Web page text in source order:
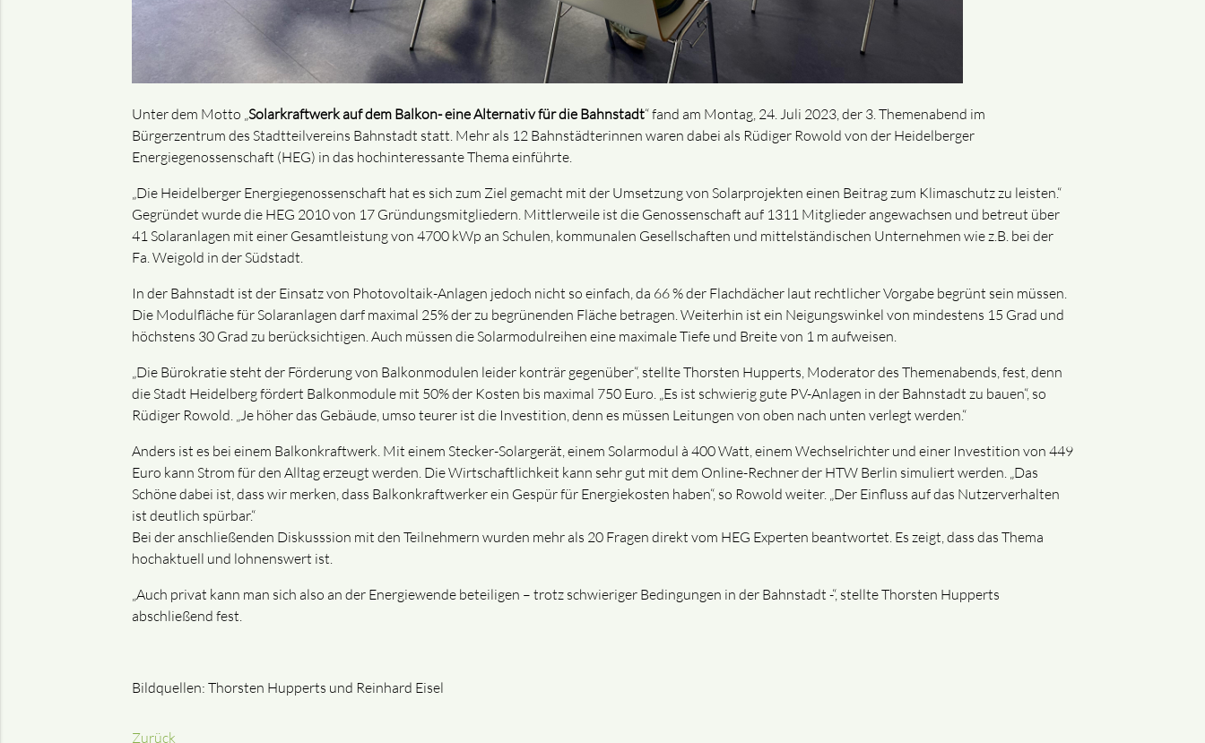
Unter dem Motto „Solarkraftwerk auf dem Balkon- eine Alternativ für die Bahnstadt“ fand am Montag, 24. Juli 2023, der 3. Themenabend im
Bürgerzentrum des Stadtteilvereins Bahnstadt statt. Mehr als 12 Bahnstädterinnen waren dabei als Rüdiger Rowold von der Heidelberger
Energiegenossenschaft (HEG) in das hochinteressante Thema einführte.
„Die Heidelberger Energiegenossenschaft hat es sich zum Ziel gemacht mit der Umsetzung von Solarprojekten einen Beitrag zum Klimaschutz zu leisten.“
Gegründet wurde die HEG 2010 von 17 Gründungsmitgliedern. Mittlerweile ist die Genossenschaft auf 1311 Mitglieder angewachsen und betreut über
41 Solaranlagen mit einer Gesamtleistung von 4700 kWp an Schulen, kommunalen Gesellschaften und mittelständischen Unternehmen wie z.B. bei der
Fa. Weigold in der Südstadt.
In der Bahnstadt ist der Einsatz von Photovoltaik-Anlagen jedoch nicht so einfach, da 66 % der Flachdächer laut rechtlicher Vorgabe begrünt sein müssen.
Die Modulfläche für Solaranlagen darf maximal 25% der zu begrünenden Fläche betragen. Weiterhin ist ein Neigungswinkel von mindestens 15 Grad und
höchstens 30 Grad zu berücksichtigen. Auch müssen die Solarmodulreihen eine maximale Tiefe und Breite von 1 m aufweisen.
„Die Bürokratie steht der Förderung von Balkonmodulen leider konträr gegenüber“, stellte Thorsten Hupperts, Moderator des Themenabends, fest, denn
die Stadt Heidelberg fördert Balkonmodule mit 50% der Kosten bis maximal 750 Euro. „Es ist schwierig gute PV-Anlagen in der Bahnstadt zu bauen“, so
Rüdiger Rowold. „Je höher das Gebäude, umso teurer ist die Investition, denn es müssen Leitungen von oben nach unten verlegt werden.“
Anders ist es bei einem Balkonkraftwerk. Mit einem Stecker-Solargerät, einem Solarmodul à 400 Watt, einem Wechselrichter und einer Investition von 449
Euro kann Strom für den Alltag erzeugt werden. Die Wirtschaftlichkeit kann sehr gut mit dem Online-Rechner der HTW Berlin simuliert werden. „Das
Schöne dabei ist, dass wir merken, dass Balkonkraftwerker ein Gespür für Energiekosten haben“, so Rowold weiter. „Der Einfluss auf das Nutzerverhalten
ist deutlich spürbar.“
Bei der anschließenden Diskusssion mit den Teilnehmern wurden mehr als 20 Fragen direkt vom HEG Experten beantwortet. Es zeigt, dass das Thema
hochaktuell und lohnenswert ist.
„Auch privat kann man sich also an der Energiewende beteiligen – trotz schwieriger Bedingungen in der Bahnstadt -“, stellte Thorsten Hupperts
abschließend fest.
Bildquellen: Thorsten Hupperts und Reinhard Eisel
Zurück